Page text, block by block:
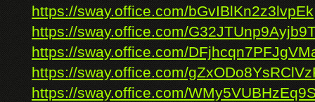
https://sway.office.com/bGvIBlKn2z3lvpEk
https://sway.office.com/
https://sway.office.com/
https://sway.office.com/
https://sway.office.com/